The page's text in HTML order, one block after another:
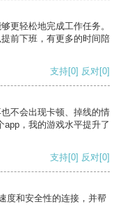
更轻松地完成工作任务。
前下班，有更多的时间陪
支持[0] 反对[0]
不会出现卡顿、掉线的情
，我的游戏水平提升了
支持[0] 反对[0]
度和安全性的连接，并帮